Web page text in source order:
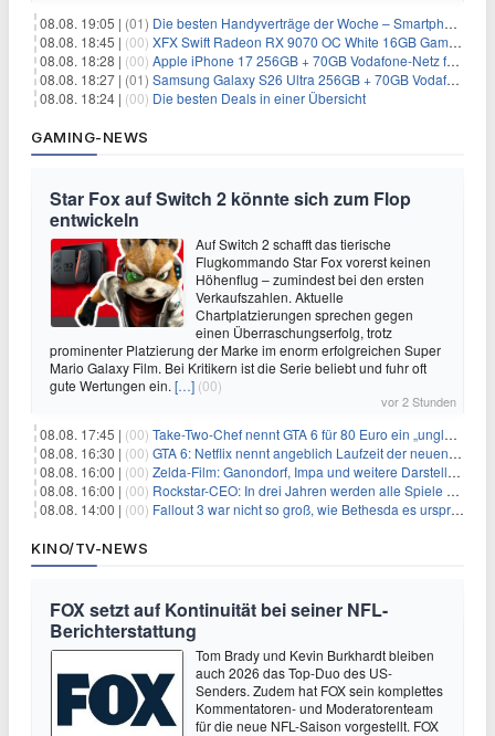
08.08. 19:05 | (01) Die besten Handyverträge der Woche – Smartphone-Tarife & SIM-Only im Überblick
08.08. 18:45 | (00) XFX Swift Radeon RX 9070 OC White 16GB Gaming-Grafikkarte für 579€
08.08. 18:28 | (00) Apple iPhone 17 256GB + 70GB Vodafone-Netz für 34,99€/Monat (effektiv 6,41€/Monat)
08.08. 18:27 | (01) Samsung Galaxy S26 Ultra 256GB + 70GB Vodafone-Netz für 34,99€/Monat (effektiv 4,74€/Monat)
08.08. 18:24 | (00) Die besten Deals in einer Übersicht
GAMING-NEWS
Star Fox auf Switch 2 könnte sich zum Flop
entwickeln
Auf Switch 2 schafft das tierische
Flugkommando Star Fox vorerst keinen
Höhenflug – zumindest bei den ersten
Verkaufszahlen. Aktuelle
Chartplatzierungen sprechen gegen
einen Überraschungserfolg, trotz
prominenter Platzierung der Marke im enorm erfolgreichen Super
Mario Galaxy Film. Bei Kritikern ist die Serie beliebt und fuhr oft
gute Wertungen ein. […] (00)
vor 2 Stunden
08.08. 17:45 | (00) Take-Two-Chef nennt GTA 6 für 80 Euro ein „unglaubliches Schnäppchen“
08.08. 16:30 | (00) GTA 6: Netflix nennt angeblich Laufzeit der neuen Gameplay-Präsentation
08.08. 16:00 | (00) Zelda-Film: Ganondorf, Impa und weitere Darsteller sollen feststehen
08.08. 16:00 | (00) Rockstar-CEO: In drei Jahren werden alle Spiele gestreamt
08.08. 14:00 | (00) Fallout 3 war nicht so groß, wie Bethesda es ursprünglich wollte
KINO/TV-NEWS
FOX setzt auf Kontinuität bei seiner NFL-
Berichterstattung
Tom Brady und Kevin Burkhardt bleiben
auch 2026 das Top-Duo des US-
Senders. Zudem hat FOX sein komplettes
Kommentatoren- und Moderatorenteam
für die neue NFL-Saison vorgestellt. FOX